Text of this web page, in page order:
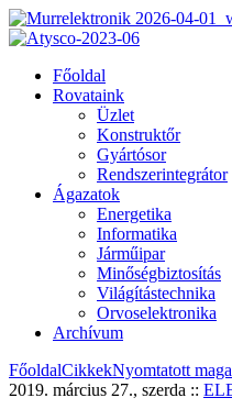
Főoldal
Rovataink
Üzlet
Konstruktőr
Gyártósor
Rendszerintegrátor
Ágazatok
Energetika
Informatika
Járműipar
Minőségbiztosítás
Világítástechnika
Orvoselektronika
Archívum
FőoldalCikkekNyomtatott
2019. március 27., szerda ::